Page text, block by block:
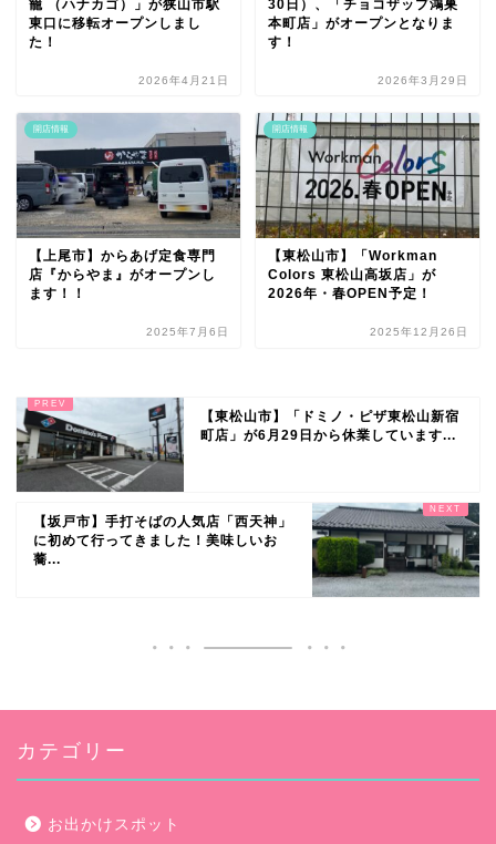
籠 （ハナカゴ）」が狭山市駅
東口に移転オープンしまし
た！
2026年4月21日
30日）、「チョコザップ鴻巣
本町店」がオープンとなりま
す！
2026年3月29日
開店情報
【上尾市】からあげ定食専門
店『からやま』がオープンし
ます！！
2025年7月6日
開店情報
【東松山市】「Workman
Colors 東松山高坂店」が
2026年・春OPEN予定！
2025年12月26日
【東松山市】「ドミノ・ピザ東松山新宿
町店」が6月29日から休業しています...
【坂戸市】手打そばの人気店「西天神」
に初めて行ってきました！美味しいお
蕎...
カテゴリー
お出かけスポット